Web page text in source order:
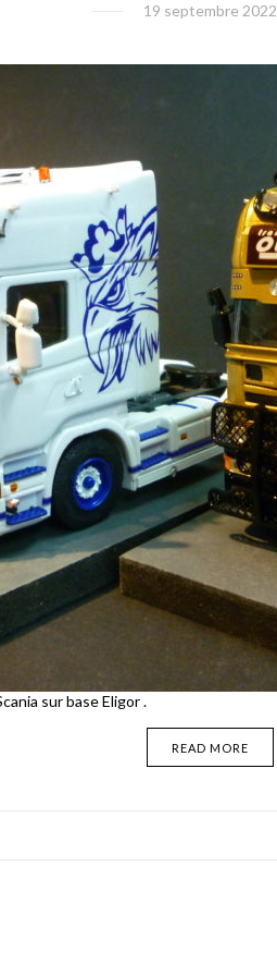
19 septembre 2022
sur base Eligor .
READ MORE